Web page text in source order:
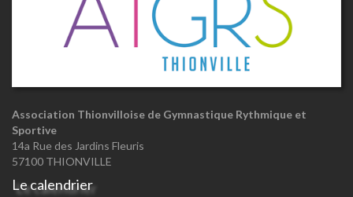
Association Thionvilloise de Gymnastique Rythmique et
Sportive
14a Rue des Jardins Fleuris
57100 THIONVILLE
Le calendrier